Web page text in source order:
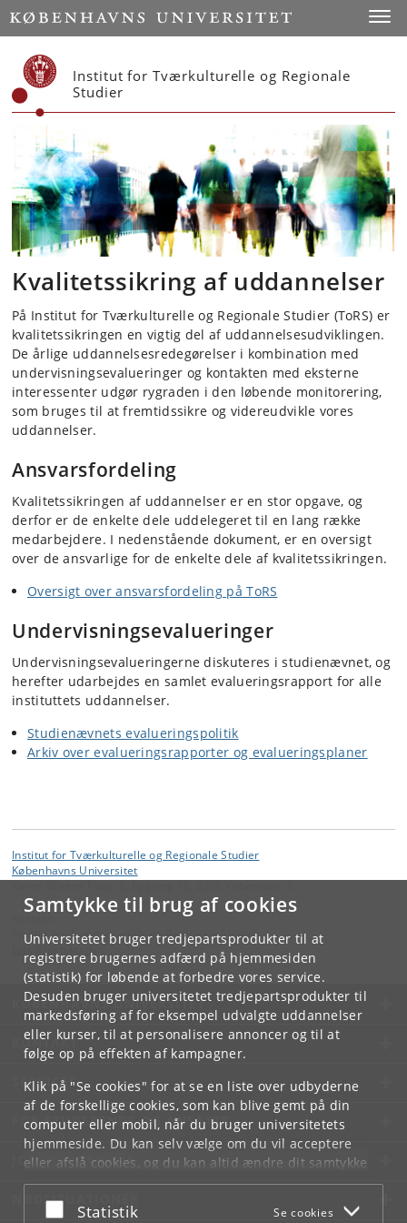
Samtykke til brug af cookies
Universitetet bruger tredjepartsprodukter til at
registrere brugernes adfærd på hjemmesiden
(statistik) for løbende at forbedre vores service.
Desuden bruger universitetet tredjepartsprodukter til
markedsføring af for eksempel udvalgte uddannelser
eller kurser, til at personalisere annoncer og til at
følge op på effekten af kampagner.
Klik på "Se cookies" for at se en liste over udbyderne
af de forskellige cookies, som kan blive gemt på din
computer eller mobil, når du bruger universitetets
hjemmeside. Du kan selv vælge om du vil acceptere
eller afslå cookies, og du kan altid ændre dit samtykke
underCookie- og privatlivspolitiksom du finder i
bunden af hver side.
Acceptér eller afslå
Statistik Se cookies
Start
Institut for Tværkulturelle og Regionale
Studier
Kvalitetssikring af uddannelser
På Institut for Tværkulturelle og Regionale Studier (ToRS) er
kvalitetssikringen en vigtig del af uddannelsesudviklingen.
De årlige uddannelsesredegørelser i kombination med
undervisningsevalueringer og kontakten med eksterne
interessenter udgør rygraden i den løbende monitorering,
som bruges til at fremtidssikre og videreudvikle vores
uddannelser.
Ansvarsfordeling
Kvalitetssikringen af uddannelser er en stor opgave, og
derfor er de enkelte dele uddelegeret til en lang række
medarbejdere. I nedenstående dokument, er en oversigt
over de ansvarlige for de enkelte dele af kvalitetssikringen.
Oversigt over ansvarsfordeling på ToRS
Undervisningsevalueringer
Undervisningsevalueringerne diskuteres i studienævnet, og
herefter udarbejdes en samlet evalueringsrapport for alle
instituttets uddannelser.
Studienævnets evalueringspolitik
Arkiv over evalueringsrapporter og evalueringsplaner
Institut for Tværkulturelle og Regionale Studier
Københavns Universitet
Institut for Tværkulturelle og Regionale Studier
KØBENHAVNS UNIVERSITET
KONTAKT
SERVICES
FOR STUDERENDE OG ANSATTE
JOB OG KARRIERE
NØDSITUATIONER